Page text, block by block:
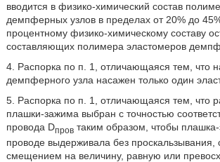
вводится в физико-химический состав
демпферных узлов в пределах от 20% до
процентному физико-химическому составу
составляющих полимера эластомеров
4. Распорка по п. 1, отличающаяся тем, что
демпферного узла насажен только один
5. Распорка по п. 1, отличающаяся тем, что
плашки-зажима выбран с точностью
провода Dпровтаким образом, чтобы
проводе выдерживала без проскальзывания,
смещением на величину, равную или